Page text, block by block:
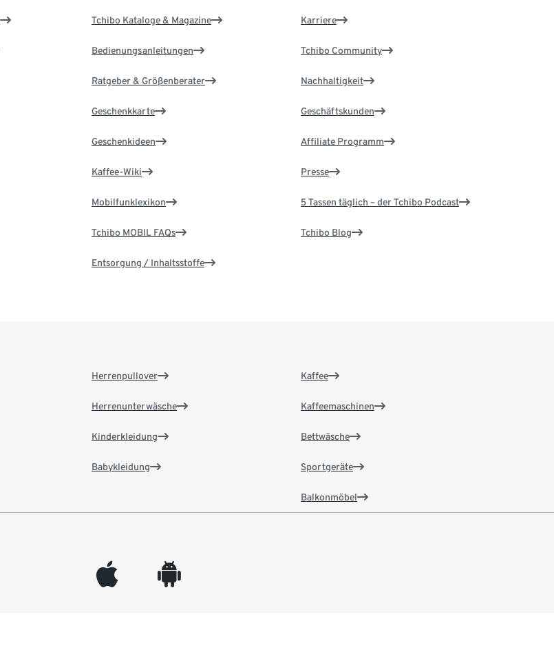
Tchibo Kataloge & Magazine
Bedienungsanleitungen
Ratgeber & Größenberater
Geschenkkarte
Geschenkideen
Kaffee-Wiki
Mobilfunklexikon
Tchibo MOBIL FAQs
Entsorgung / Inhaltsstoffe
Karriere
Tchibo Community
Nachhaltigkeit
Geschäftskunden
Affiliate Programm
Presse
5 Tassen täglich – der Tchibo Podcast
Tchibo Blog
Herrenpullover
Herrenunterwäsche
Kinderkleidung
Babykleidung
Kaffee
Kaffeemaschinen
Bettwäsche
Sportgeräte
Balkonmöbel
appleinc android